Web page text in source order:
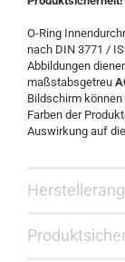
O-Ring
nach DIN 3771 /
Abbildungen
maßstabsgetreu
Bildschirm
Farben der
Auswirkung auf